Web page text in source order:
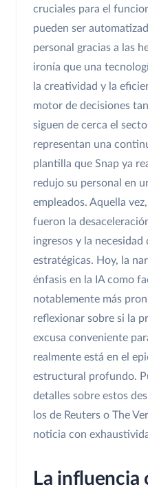
cruciales para el
pueden ser
personal gracias a las
ironía que una
la creatividad y la
motor de decisiones
siguen de cerca el
representan una
plantilla que Snap ya
redujo su personal en
empleados. Aquella
fueron la
ingresos y la necesidad
estratégicas. Hoy, la
énfasis en la IA como
notablemente más
reflexionar sobre si la
excusa conveniente
realmente está en el
estructural profundo.
detalles sobre estos
los de Reuters o The
noticia con
La influencia